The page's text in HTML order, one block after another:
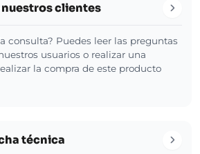
clientes
consulta? Puedes leer las preguntas
usuarios o realizar una
la compra de este producto
técnica